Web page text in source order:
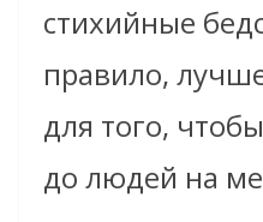
стихийные
правило,
для того,
до людей на